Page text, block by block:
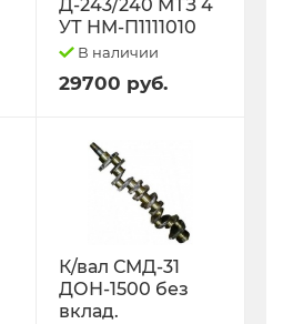
Д-243/240 МТЗ 4
УТ НМ-П1111010
В наличии
29700 руб.
К/вал СМД-31
ДОН-1500 без
вклад.